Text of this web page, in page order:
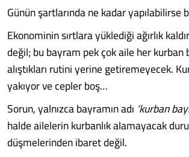
Günün şartlarında ne kadar yapılabilirse
Ekonominin sırtlara yüklediği ağırlık
değil; bu bayram pek çok aile her kurban
alıştıkları rutini yerine getiremeyecek.
yakıyor ve cepler boş…
Sorun, yalnızca bayramın adı ‘kurban
halde ailelerin kurbanlık alamayacak
düşmelerinden ibaret değil.